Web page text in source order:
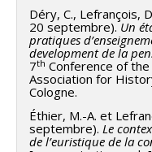
Déry, C., Lefrançois,
20 septembre).Un
pratiques
development de la
7th Conference of
Association for
Cologne.
Éthier, M.-A. et
septembre). Le
de l’euristique de la